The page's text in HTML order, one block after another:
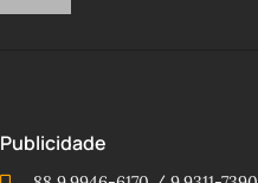
Publicidade